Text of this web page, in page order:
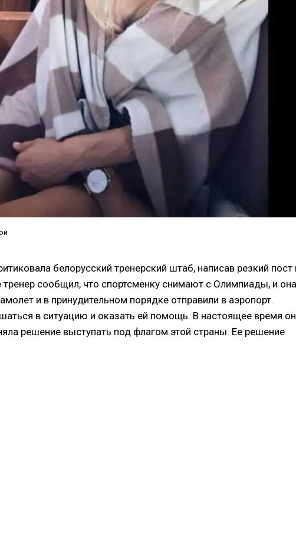
белорусский тренерский штаб, написав резкий пост
тренер сообщил, что спортсменку снимают с Олимпиады, и она
и в принудительном порядке отправили в аэропорт.
в ситуацию и оказать ей помощь. В настоящее время
решение выступать под флагом этой страны. Ее решение